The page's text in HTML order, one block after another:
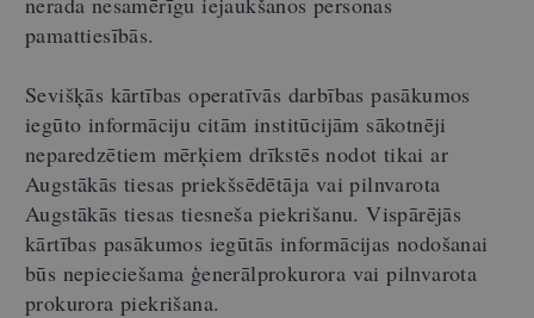
pamattiesībās.
Sevišķās kārtības operatīvās darbības pasākumos
iegūto informāciju citām institūcijām sākotnēji
neparedzētiem mērķiem drīkstēs nodot tikai ar
Augstākās tiesas priekšsēdētāja vai pilnvarota
Augstākās tiesas tiesneša piekrišanu. Vispārējās
kārtības pasākumos iegūtās informācijas nodošanai
būs nepieciešama ģenerālprokurora vai pilnvarota
prokurora piekrišana.